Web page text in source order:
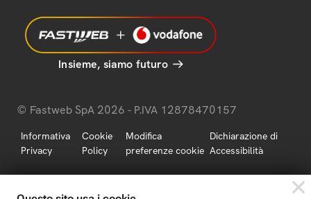
Insieme, siamo futuro
© Fastweb SpA 2026 - P.IVA 12878470157
Informativa
Privacy
Cookie
Policy
Modifica
preferenze cookie
Dichiarazione di
Accessibilità